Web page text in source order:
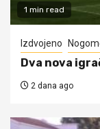
1 min read
Izdvojeno
Dva nova
2 dana ago